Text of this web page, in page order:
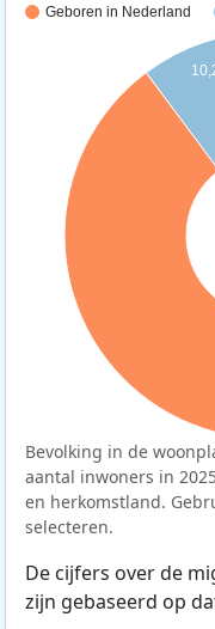
Geboren in Nederland
Bevolking in de
aantal inwoners in
en herkomstland.
selecteren.
De cijfers over de
zijn gebaseerd op